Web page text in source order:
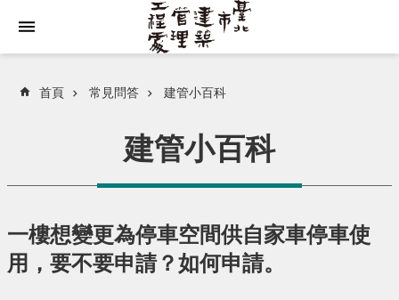
首頁 常見問答 建管小百科
建管小百科
一樓想變更為停車空間供自家車停車使
用，要不要申請？如何申請。